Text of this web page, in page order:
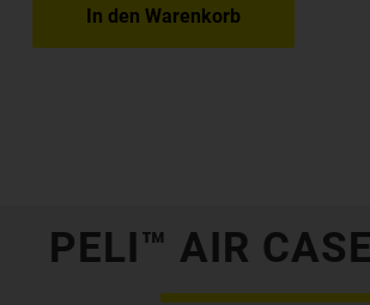
In den Warenkorb
PELI™ AIR